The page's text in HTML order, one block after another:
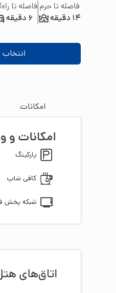
فاصله تا حرم
14 دقیقه
فاصله تا
6 دقیقه
انتخاب
امکانات
امکانات و
پارکینگ
کافی شاپ
شبکه پخش
اتاق‌‌های